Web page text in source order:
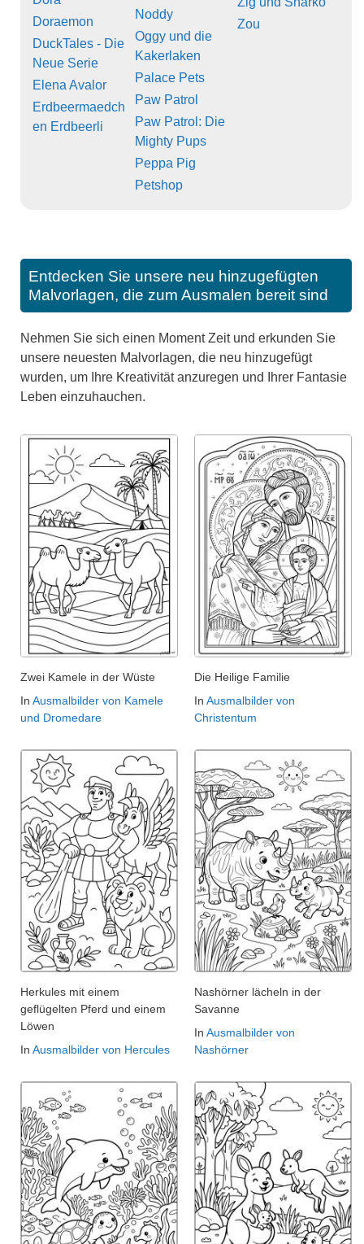
Doraemon
DuckTales - Die
Neue Serie
Elena Avalor
Erdbeermaedch
en Erdbeerli
Noddy
Oggy und die
Kakerlaken
Palace Pets
Paw Patrol
Paw Patrol: Die
Mighty Pups
Peppa Pig
Petshop
Zou
Entdecken Sie unsere neu hinzugefügten
Malvorlagen, die zum Ausmalen bereit sind
Nehmen Sie sich einen Moment Zeit und erkunden Sie
unsere neuesten Malvorlagen, die neu hinzugefügt
wurden, um Ihre Kreativität anzuregen und Ihrer Fantasie
Leben einzuhauchen.
Zwei Kamele in der Wüste
In Ausmalbilder von Kamele
und Dromedare
Die Heilige Familie
In Ausmalbilder von
Christentum
Herkules mit einem
geflügelten Pferd und einem
Löwen
In Ausmalbilder von Hercules
Nashörner lächeln in der
Savanne
In Ausmalbilder von
Nashörner